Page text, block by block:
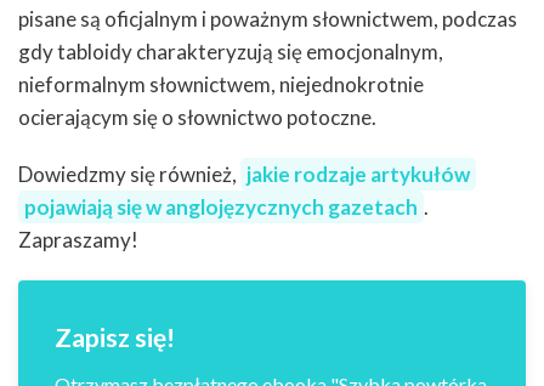
pisane są oficjalnym i poważnym słownictwem, podczas
gdy tabloidy charakteryzują się emocjonalnym,
nieformalnym słownictwem, niejednokrotnie
ocierającym się o słownictwo potoczne.
Dowiedzmy się również, jakie rodzaje artykułów
pojawiają się w anglojęzycznych gazetach .
Zapraszamy!
Zapisz się!